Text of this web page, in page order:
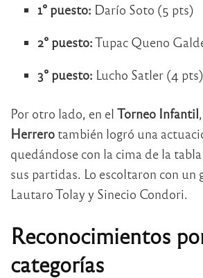
1° puesto: Darío Soto (5 pts)
2° puesto:Tupac Queno
3° puesto: Lucho Satler (4 pts)
Por otro lado, en el Torneo Infantil
Herrero también logró una
quedándose con la cima de la
sus partidas. Lo escoltaron con un
Lautaro Tolay y Sinecio Condori.
Reconocimientos
categorías